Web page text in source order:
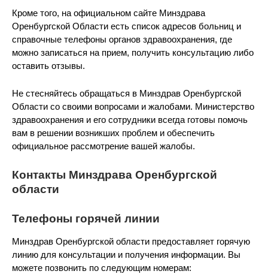
Кроме того, на официальном сайте Минздрава
Оренбургской Области есть список адресов больниц и
справочные телефоны органов здравоохранения, где
можно записаться на прием, получить консультацию либо
оставить отзывы.
Не стесняйтесь обращаться в Минздрав Оренбургской
Области со своими вопросами и жалобами. Министерство
здравоохранения и его сотрудники всегда готовы помочь
вам в решении возникших проблем и обеспечить
официальное рассмотрение вашей жалобы.
Контакты Минздрава Оренбургской
области
Телефоны горячей линии
Минздрав Оренбургской области предоставляет горячую
линию для консультации и получения информации. Вы
можете позвонить по следующим номерам: